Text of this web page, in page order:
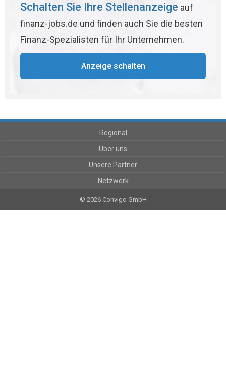
Schalten Sie Ihre Stellenanzeige auf
finanz-jobs.de und finden auch Sie die besten
Finanz-Spezialisten für Ihr Unternehmen.
Anzeige schalten
Regional
Über uns
Unsere Partner
Netzwerk
© 2026 Convigo GmbH